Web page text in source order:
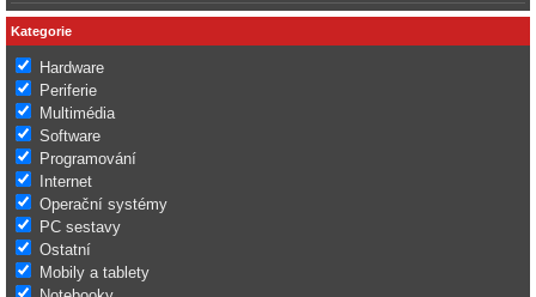
Kategorie
Hardware
Periferie
Multimédia
Software
Programování
Internet
Operační systémy
PC sestavy
Ostatní
Mobily a tablety